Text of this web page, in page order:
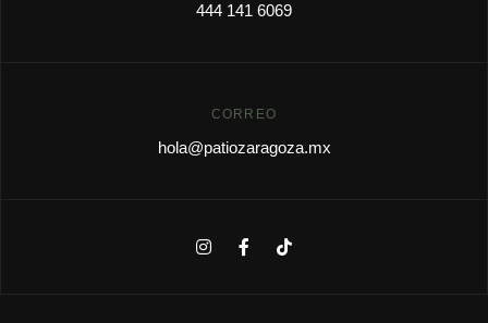
444 141 6069
CORREO
hola@patiozaragoza.mx